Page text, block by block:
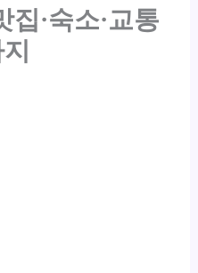
·숙소·교통